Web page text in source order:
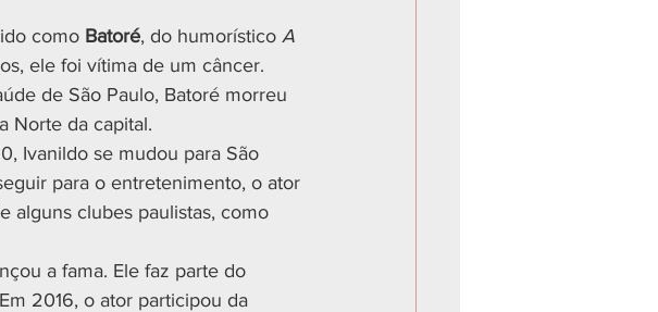
como Batoré, do humorístico A
ele foi vítima de um câncer.
de São Paulo, Batoré morreu
Norte da capital.
Ivanildo se mudou para São
para o entretenimento, o ator
alguns clubes paulistas, como
a fama. Ele faz parte do
2016, o ator participou da